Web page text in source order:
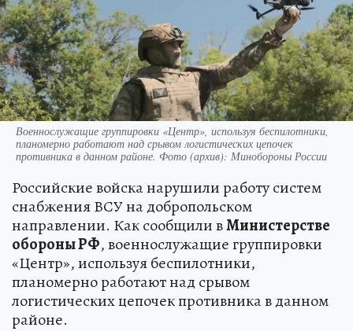
Военнослужащие группировки «Центр», используя беспилотники,
планомерно работают над срывом логистических цепочек
противника в данном районе. Фото (архив): Минобороны России
Российские войска нарушили работу систем
снабжения ВСУ на добропольском
направлении. Как сообщили вМинистерстве
обороны РФ, военнослужащие группировки
«Центр», используя беспилотники,
планомерно работают над срывом
логистических цепочек противника в данном
районе.